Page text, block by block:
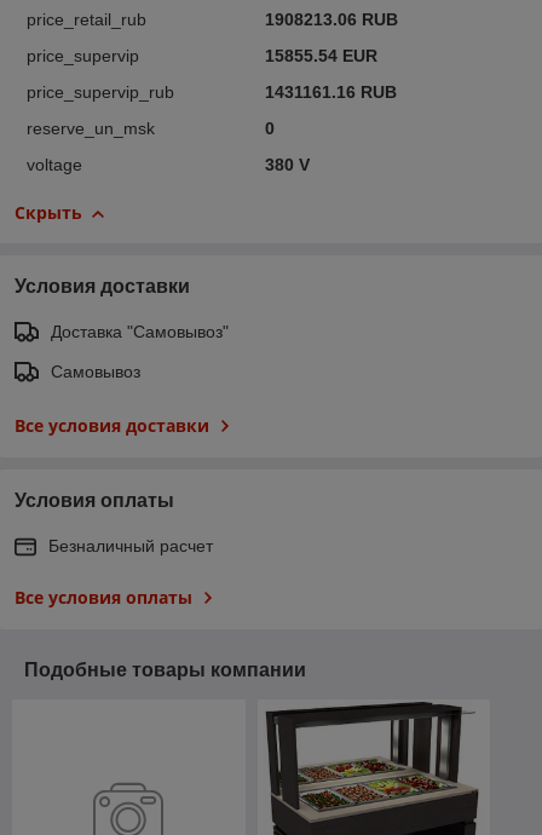
price_retail_rub
1908213.06 RUB
price_supervip
15855.54 EUR
price_supervip_rub
1431161.16 RUB
reserve_un_msk
0
voltage
380 V
Скрыть
Условия доставки
Доставка "Самовывоз"
Самовывоз
Все условия доставки
Условия оплаты
Безналичный расчет
Все условия оплаты
Подобные товары компании